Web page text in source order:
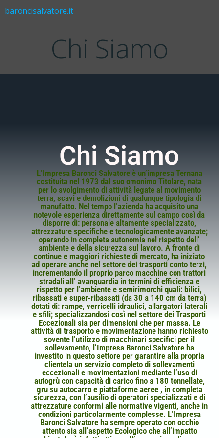
baroncisalvatore.it
Chi Siamo
Chi Siamo
L’Impresa Baronci Salvatore è un’impresa Ternana
costituita nel 1973 dal suo omonimo Titolare, nata
per lo svolgimento di attività legate al movimento
terra, scavi e demolizioni di qualunque tipologia di
manufatto. Nel tempo l’azienda ha acquisito una
notevole esperienza direttamente sul campo così da
disporre di: personale altamente specializzato,
attrezzature specifiche e tecnologicamente avanzate;
operando in completa autonomia nel rispetto dell’
ambiente e della sicurezza sul lavoro. A fronte di
continue e maggiori richieste di mercato, ha iniziato
ad operare anche nel settore dei trasporti conto terzi,
incrementando il proprio parco macchine con trattori
stradali all’ avanguardia in termini di efficienza e
rispetto per l’ambiente e semirimorchi quali: bilici,
ribassati e super-ribassati (da 30 a 140 cm da terra)
dotati di: rampe, verricelli idraulici, allargatori laterali
e sfili; specializzandosi così nel settore dei Trasporti
Eccezionali sia per dimensioni che per massa. Le
attività di trasporto e movimentazione hanno richiesto
sovente l’utilizzo di macchinari specifici per il
sollevamento, l’Impresa Baronci Salvatore ha
investito in questo settore per garantire alla propria
clientela un servizio completo di sollevamenti
eccezionali e movimentazioni mediante l’uso di
autogrù con capacità di carico fino a 180 tonnellate,
gru su autocarro e piattaforme aeree , in completa
sicurezza, con l’ausilio di operatori specializzati e di
attrezzature conformi alle normative vigenti, anche in
condizioni particolarmente complesse. L’Impresa
Baronci Salvatore ha sempre operato con occhio
attento sia all’aspetto Ecologico che all’impatto